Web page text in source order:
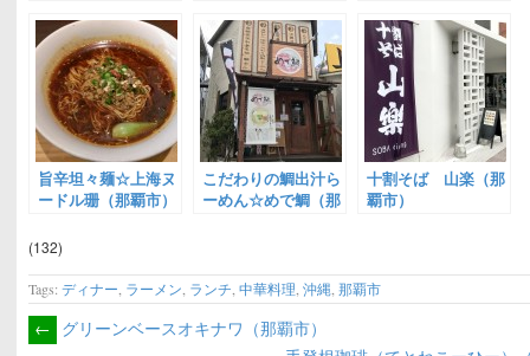
旨辛坦々麺☆上海ヌ
ードル珊（那覇市）
こだわりの鯛出汁ら
ーめん☆めで鯛（那
十割そば 山楽（那
覇市）
(132)
Tags:ディナー, ラーメン, ランチ,中華料理,沖縄,那覇市
← グリーンベースオキナワ（那覇市）